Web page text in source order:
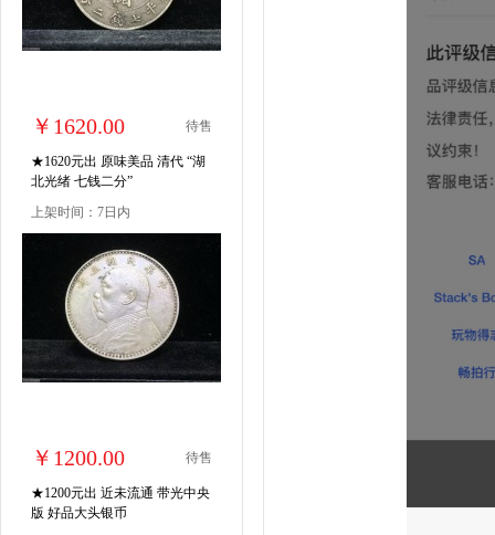
￥1620.00 待售
★1620元出 原味美品 清代 “湖
北光绪 七钱二分”
上架时间：7日内
￥1200.00 待售
★1200元出 近未流通 带光中央
版 好品大头银币